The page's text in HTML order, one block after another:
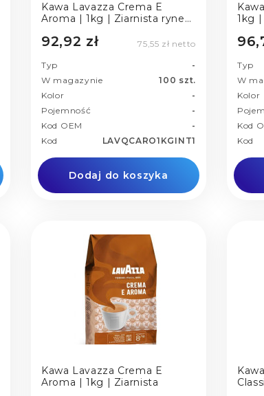
Kawa Lavazza Crema E
Aroma | 1kg | Ziarnista rynek
92,92 zł 75,55 zł netto
Typ
-
W magazynie
100 szt.
Kolor
-
Pojemność
-
Kod OEM
-
Kod
LAVQCARO1KGINT1
Dodaj do koszyka
1kg
Typ
W
Kolor
Kod
Kod
Kawa Lavazza Crema E
Aroma | 1kg | Ziarnista